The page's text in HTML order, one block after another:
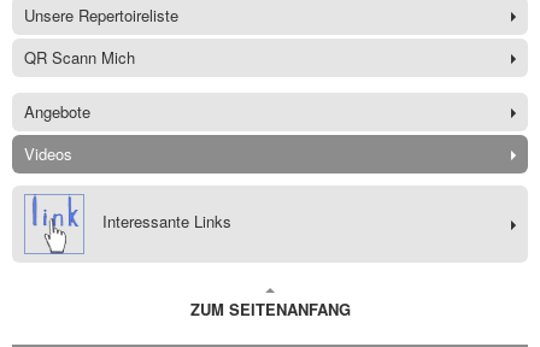
Unsere Repertoireliste
QR Scann Mich
Angebote
Videos
Interessante Links
ZUM SEITENANFANG